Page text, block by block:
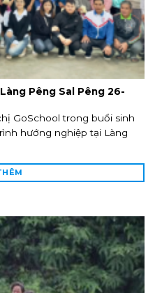
Pêng Sal Pêng 26-
GoSchool trong buổi sinh
hướng nghiệp tại Làng